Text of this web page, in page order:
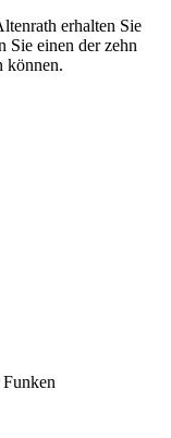
erhalten Sie
Sie einen der zehn
können.